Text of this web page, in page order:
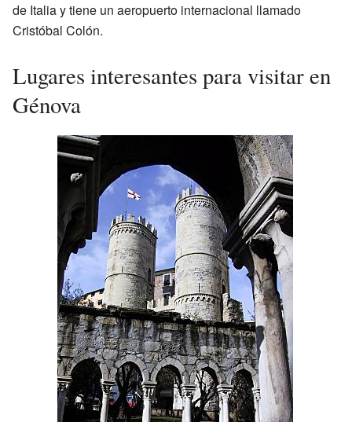
de Italia y tiene un aeropuerto internacional llamado
Cristóbal Colón.
Lugares interesantes para visitar en
Génova